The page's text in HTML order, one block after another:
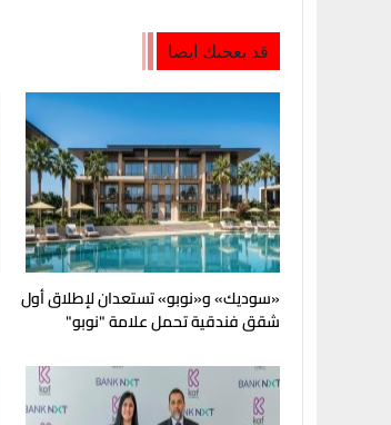
قد يعجبك ايضا
«سوديك» و«نوبو» تستعدان لإطلاق أول
شقق فندقية تحمل علامة "نوبو"